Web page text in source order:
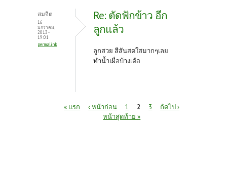
สมจิต
16
มกราคม,
2013 -
19:01
permalink
Re: ตัดฟักข้าว อีก
ลูกแล้ว
ลูกสวย สีสันสดใสมากๆเลย
ทำน้ำเผื่อบ้างเด้อ
« แรก ‹ หน้าก่อน 1 2 3
ถัดไป ›
หน้าสุดท้าย »